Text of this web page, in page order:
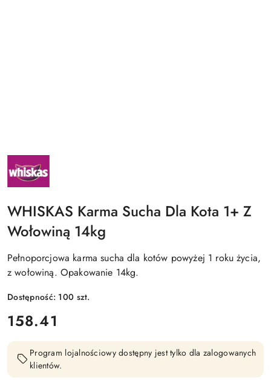
NAZWA
PRODUCENTA:
WHISKAS
WHISKAS Karma Sucha Dla Kota 1+ Z
Wołowiną 14kg
Pełnoporcjowa karma sucha dla kotów powyżej 1 roku życia,
z wołowiną. Opakowanie 14kg.
Dostępność: 100 szt.
cena:
158.41
Program lojalnościowy dostępny jest tylko dla zalogowanych
klientów.